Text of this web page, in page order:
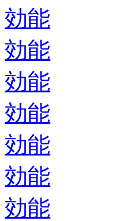
効能
効能
効能
効能
効能
効能
効能